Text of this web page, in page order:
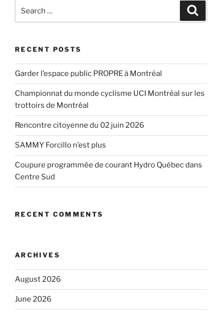
for:
RECENT POSTS
Garder l’espace public PROPRE à Montréal
Championnat du monde cyclisme UCI Montréal sur les
trottoirs de Montréal
Rencontre citoyenne du 02 juin 2026
SAMMY Forcillo n’est plus
Coupure programmée de courant Hydro Québec dans
Centre Sud
RECENT COMMENTS
ARCHIVES
August 2026
June 2026